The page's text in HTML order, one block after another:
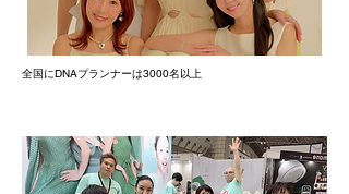
全国にDNAプランナーは3000名以上